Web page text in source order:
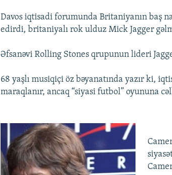
Davos iqtisadi forumunda Britaniyanın baş
edirdi, britaniyalı rok ulduz Mick Jagger
Əfsanəvi Rolling Stones qrupunun lideri
68 yaşlı musiqiçi öz bəyanatında yazır ki,
maraqlanır, ancaq “siyasi futbol” oyununa